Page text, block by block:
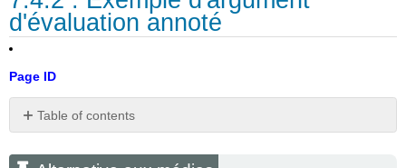
d'évaluation annoté
Page ID
Table of contents
aux